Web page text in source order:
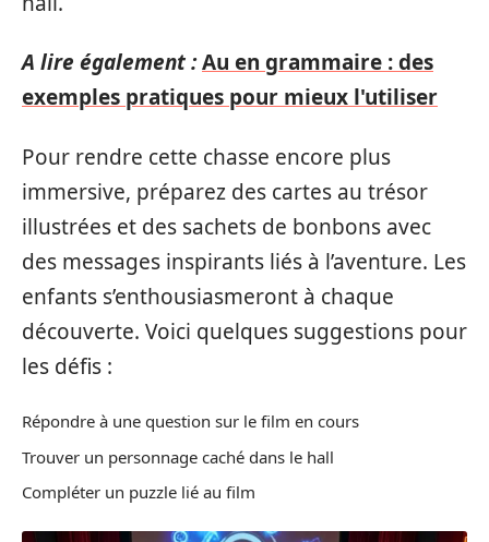
A lire également :Au en grammaire : des
exemples pratiques pour mieux l'utiliser
Pour rendre cette chasse encore plus
immersive, préparez des cartes au trésor
illustrées et des sachets de bonbons avec
des messages inspirants liés à l’aventure. Les
enfants s’enthousiasmeront à chaque
découverte. Voici quelques suggestions pour
les défis :
Répondre à une question sur le film en cours
Trouver un personnage caché dans le hall
Compléter un puzzle lié au film